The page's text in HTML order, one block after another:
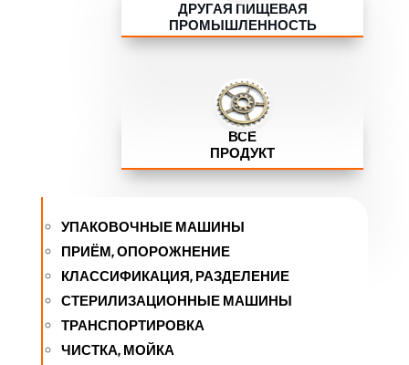
ДРУГАЯ ПИЩЕВАЯ
ПРОМЫШЛЕННОСТЬ
ВСЕ
ПРОДУКТ
УПАКОВОЧНЫЕ МАШИНЫ
ПРИЁМ, ОПОРОЖНЕНИЕ
КЛАССИФИКАЦИЯ, РАЗДЕЛЕНИЕ
СТЕРИЛИЗАЦИОННЫЕ МАШИНЫ
ТРАНСПОРТИРОВКА
ЧИСТКА, МОЙКА